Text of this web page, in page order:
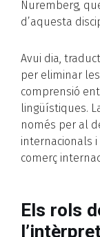
Nuremberg,
d’aquesta
Avui dia,
per eliminar
comprensió
lingüístiques.
només per al
internacionals
comerç
Els rols